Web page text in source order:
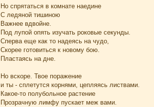
Но спрятаться в комнате наедине
С ледяной тишиною
Важнее вдвойне.
Под лупой опять изучать роковые секунды.
Сперва еще как то надеясь на чудо,
Скорее готовиться к новому бою.
Пластаясь на дне.
Но вскоре. Твое поражение
и ты - сплетутся корнями, цепляясь листвами.
Какое-то полубольное растение
Прозрачную лимфу пускает меж вами.